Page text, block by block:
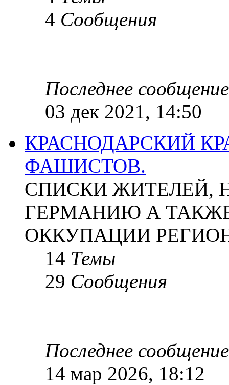
4 Сообщения
Последнее сообщение
03 дек 2021, 14:50
КРАСНОДАРСКИЙ
ФАШИСТОВ.
СПИСКИ ЖИТЕЛЕЙ,
ГЕРМАНИЮ А
ОККУПАЦИИ
14 Темы
29 Сообщения
Последнее сообщение
14 мар 2026, 18:12